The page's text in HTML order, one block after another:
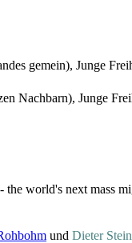
gemein), Junge
Nachbarn), Junge
- the world's next mass
und Dieter Stein